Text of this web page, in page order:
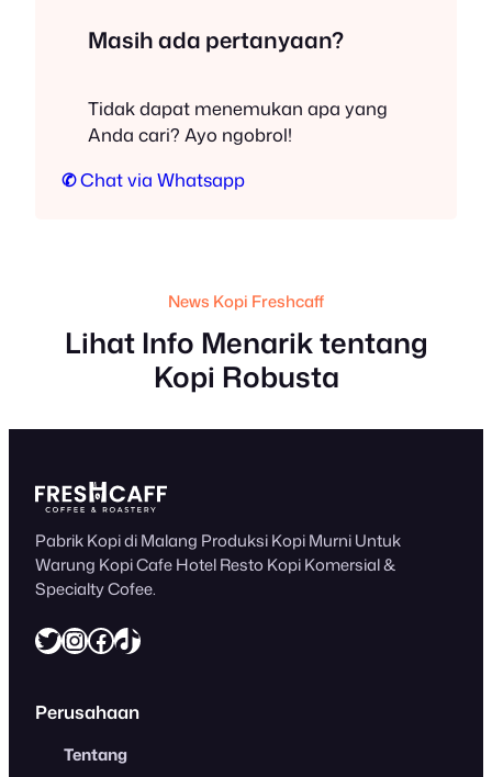
Masih ada pertanyaan?
Tidak dapat menemukan apa yang
Anda cari? Ayo ngobrol!
✆Chat via Whatsapp
News Kopi Freshcaff
Lihat Info Menarik tentang
Kopi Robusta
Pabrik Kopi di Malang Produksi Kopi Murni Untuk
Warung Kopi Cafe Hotel Resto Kopi Komersial &
Specialty Cofee.
Twitter InstagramFacebook https://www.tiktok.com/@freshcaff
Perusahaan
Tentang